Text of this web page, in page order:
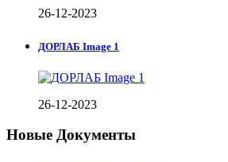
26-12-2023
ДОРЛАБ Image 1
26-12-2023
Новые Документы